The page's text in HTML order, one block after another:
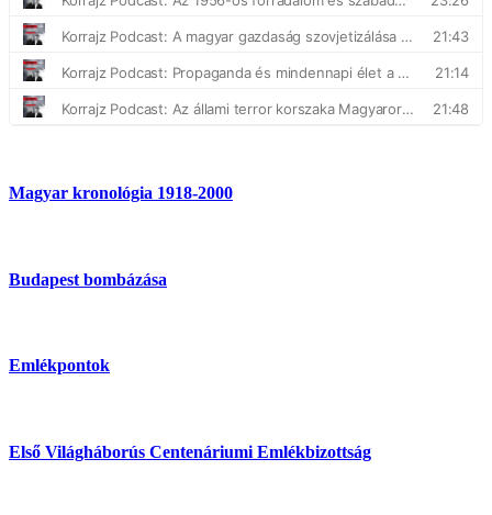
Magyar kronológia 1918-2000
Budapest bombázása
Emlékpontok
Első Világháborús Centenáriumi Emlékbizottság